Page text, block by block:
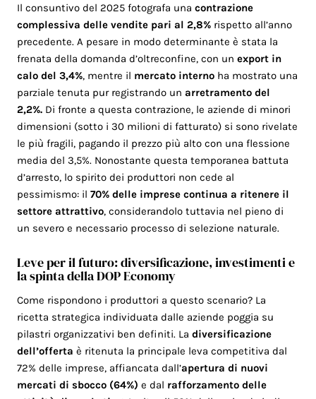
Il consuntivo del 2025 fotografa unacontrazione
complessiva delle vendite pari al 2,8% rispetto all’anno
precedente. A pesare in modo determinante è stata la
frenata della domanda d’oltreconfine, con unexport in
calo del 3,4%, mentre il mercato interno ha mostrato una
parziale tenuta pur registrando unarretramento del
2,2%. Di fronte a questa contrazione, le aziende di minori
dimensioni (sotto i 30 milioni di fatturato) si sono rivelate
le più fragili, pagando il prezzo più alto con una flessione
media del 3,5%. Nonostante questa temporanea battuta
d’arresto, lo spirito dei produttori non cede al
pessimismo: il70% delle imprese continua a ritenere il
settore attrattivo, considerandolo tuttavia nel pieno di
un severo e necessario processo di selezione naturale.
Leve per il futuro: diversificazione, investimenti e
la spinta della DOP Economy
Come rispondono i produttori a questo scenario? La
ricetta strategica individuata dalle aziende poggia su
pilastri organizzativi ben definiti. Ladiversificazione
dell’offerta è ritenuta la principale leva competitiva dal
72% delle imprese, affiancata dall’apertura di nuovi
mercati di sbocco (64%) e dal rafforzamento delle